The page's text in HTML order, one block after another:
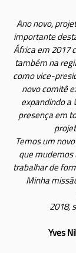
Ano novo,
importante
África em 2017
também na
como vice-
novo comitê
expandindo a
presença em
Temos um
que
trabalhar de
Minha
2018,
Yves